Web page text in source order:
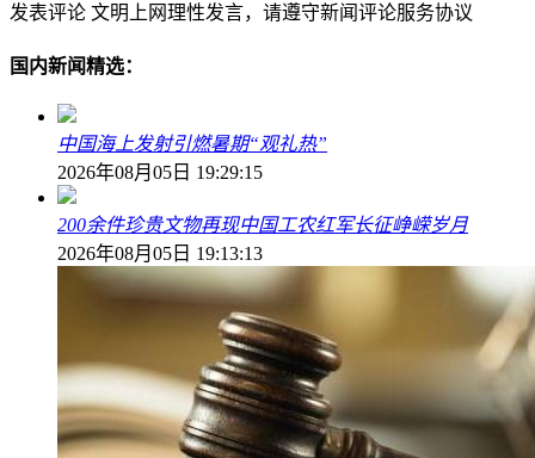
发表评论 文明上网理性发言，请遵守新闻评论服务协议
国内新闻精选：
中国海上发射引燃暑期“观礼热”
2026年08月05日 19:29:15
200余件珍贵文物再现中国工农红军长征峥嵘岁月
2026年08月05日 19:13:13